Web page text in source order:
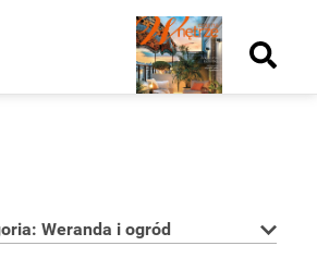
Nowy
numer
kup ten
Weranda i ogród